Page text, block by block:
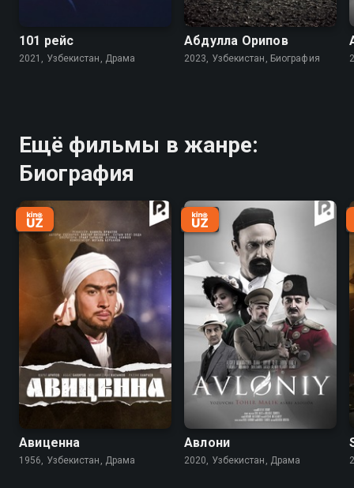
101 рейс
2021, Узбекистан, Драма
Абдулла Орипов
2023, Узбекистан, Биография
Ещё фильмы в жанре:
Биография
Авиценна
1956, Узбекистан, Драма
Авлони
2020, Узбекистан, Драма